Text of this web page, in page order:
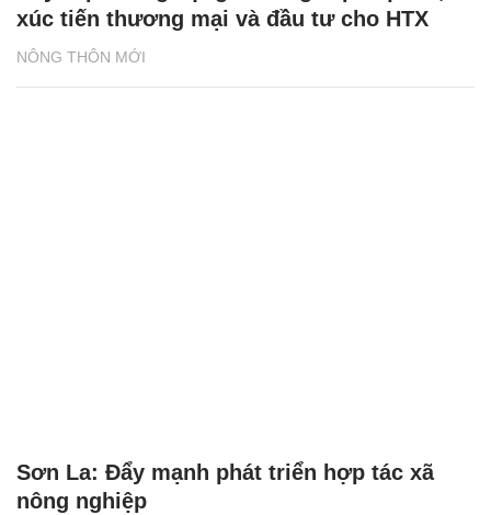
NÔNG THÔN MỚI
xúc tiến thương mại và đầu tư cho HTX
Sơn La: Đẩy mạnh phát triển hợp tác xã
nông nghiệp